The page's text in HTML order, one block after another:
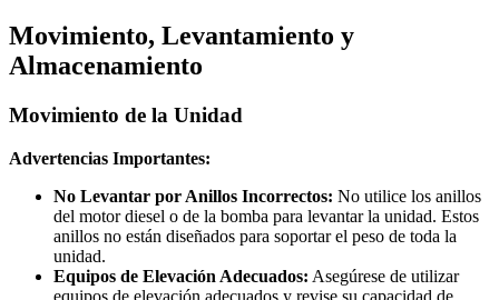
Movimiento, Levantamiento y
Almacenamiento
Movimiento de la Unidad
Advertencias Importantes:
No Levantar por Anillos Incorrectos: No utilice los anillos
del motor diesel o de la bomba para levantar la unidad. Estos
anillos no están diseñados para soportar el peso de toda la
unidad.
Equipos de Elevación Adecuados: Asegúrese de utilizar
equipos de elevación adecuados y revise su capacidad de